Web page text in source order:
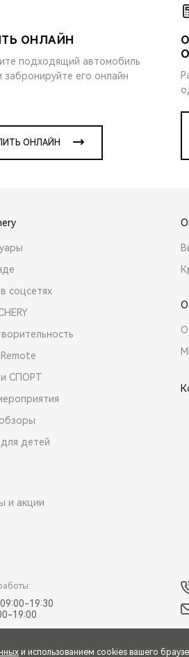
ОНЛАЙН
подходящий автомобиль
забронируйте его онлайн
ОНЛАЙН
в соцсетях
Remote
и СПОРТ
для детей
и акции
О
О
19:30
19:00
и использованием cookies вашего